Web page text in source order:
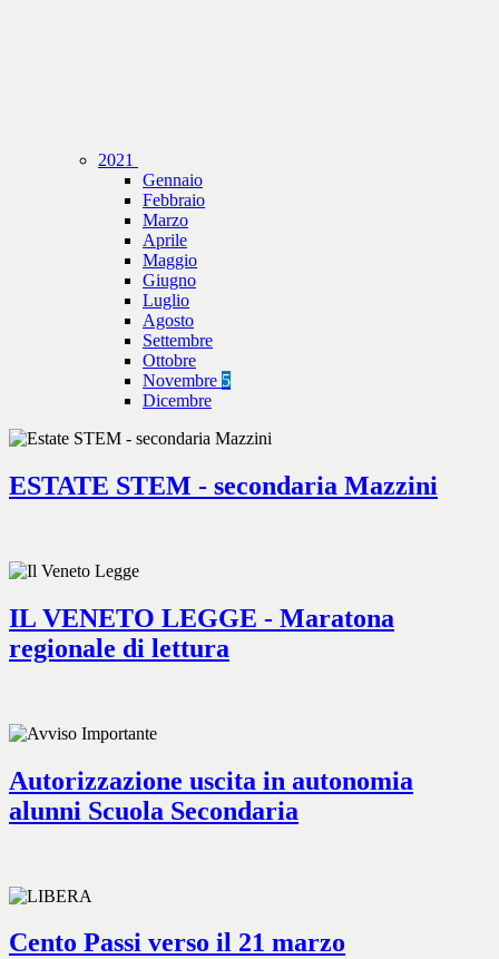
2021
Gennaio
Febbraio
Marzo
Aprile
Maggio
Giugno
Luglio
Agosto
Settembre
Ottobre
Novembre 5
Dicembre
ESTATE STEM - secondaria Mazzini
IL VENETO LEGGE - Maratona
regionale di lettura
Autorizzazione uscita in autonomia
alunni Scuola Secondaria
Cento Passi verso il 21 marzo